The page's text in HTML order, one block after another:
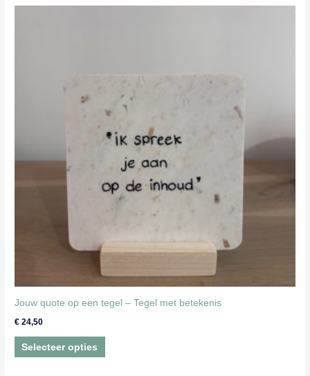
Jouw quote op een tegel – Tegel met betekenis
€ 24,50
Selecteer opties